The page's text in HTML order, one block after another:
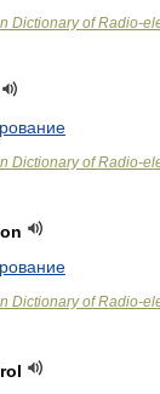
Dictionary of Radio-
Dictionary of Radio-
Dictionary of Radio-